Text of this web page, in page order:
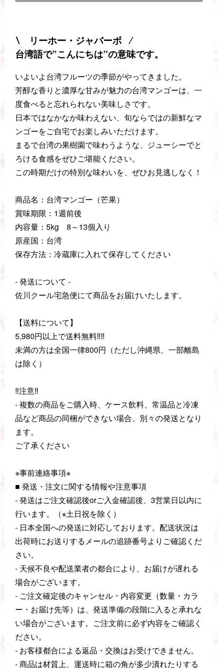
∖ リーホー・ジャバーボ ∕
台湾語で”こんにちは”の意味です。
いよいよ台湾フルーツの季節がやってきました。
芳醇な香りと濃厚な甘みが魅力の台湾マンゴーは、一
度食べると忘れられない美味しさです。
日本ではなかなか味わえない、旬ならではの新鮮なマ
ンゴーをご自宅でお楽しみいただけます。
まるで台湾の果樹園で味わうような、ジューシーでと
ろける食感をぜひご堪能ください。
この時期だけの特別な味わいを、ぜひお見逃しなく！
商品名：台湾マンゴー（芒果）
賞味期限：1週前後
内容量：5kg 8～13個入り
原産国：台湾
保存方法：冷蔵庫に入れて保存してください
- 発送について -
佐川クール宅急便にて商品をお届けいたします。
【送料について】
5,980円以上で送料無料‼️‼️
未満の方は全国一律800円（ただし沖縄県、一部離島
は除く）
‼️注意‼️
- 複数の商品をご購入時、ケース飲料、常温品と冷凍
品など商品の同梱ができない場合、別々の発送となり
ます。
ご了承ください
※事前連絡事項※
■ 発送・注文に関する情報や注意事項
- 発送はご注文確認後orご入金確認後、3営業日以内に
行います。（※土日祝を除く）
- 日本全国への発送に対応しております。配送状況は
出荷時にお送りするメールの追跡番号よりご確認くだ
さい。
- 天候不良や配送業者の都合により、お届けが遅れる
場合がございます。
- ご注文確定後のキャンセル・内容変更（数量・カラ
ー・お届け先等）は、発送準備の段階に入ると承れな
い場合がございます。ご注文前に必ず内容をご確認く
ださい。
- お客様都合による返品・交換はお受けできません。
- 商品は材質上、運送時に箱の角が多少潰れたりする